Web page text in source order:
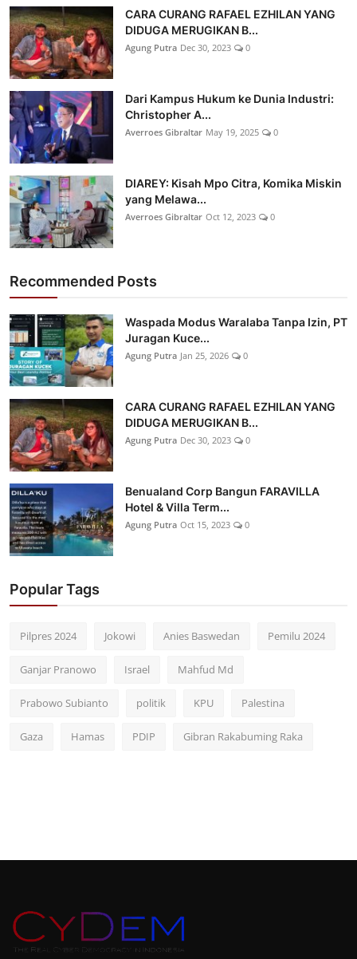
CARA CURANG RAFAEL EZHILAN YANG
DIDUGA MERUGIKAN B...
Agung Putra Dec 30, 2023 0
Dari Kampus Hukum ke Dunia Industri:
Christopher A...
Averroes Gibraltar May 19, 2025 0
DIAREY: Kisah Mpo Citra, Komika Miskin
yang Melawa...
Averroes Gibraltar Oct 12, 2023 0
Recommended Posts
Waspada Modus Waralaba Tanpa Izin, PT
Juragan Kuce...
Agung Putra Jan 25, 2026 0
CARA CURANG RAFAEL EZHILAN YANG
DIDUGA MERUGIKAN B...
Agung Putra Dec 30, 2023 0
Benualand Corp Bangun FARAVILLA
Hotel & Villa Term...
Agung Putra Oct 15, 2023 0
Popular Tags
Pilpres 2024 Jokowi Anies Baswedan Pemilu 2024
Ganjar Pranowo Israel Mahfud Md
Prabowo Subianto politik KPU Palestina
Gaza Hamas PDIP Gibran Rakabuming Raka